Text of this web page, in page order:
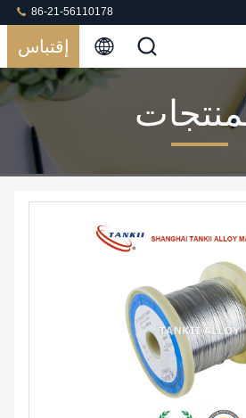
86-21-56110178
إقتباس